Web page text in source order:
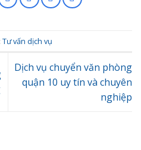
Tư vấn dịch vụ
Dịch vụ chuyển văn phòng
quận 10 uy tín và chuyên
nghiệp